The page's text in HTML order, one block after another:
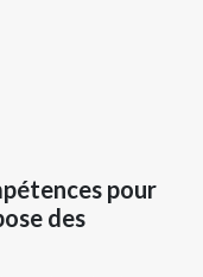
pour
des